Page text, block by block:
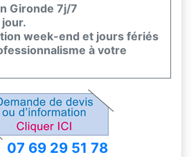
Gironde 7j/7
week-end et jours fériés
à votre
07 69 29 51 78